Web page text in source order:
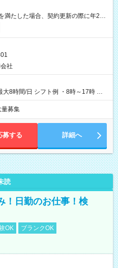
満たした場合、契約更新の際に年2回
締/翌
当、別途支給 ※深夜割増賃金 (22:00～
試用期間】試用期間
間 雇用形態、給与は本採用時と同じ
社
大8時間/日 シフト例 ・8時～17時 ・
量募集
募する 詳細へ
読
！日勤のお仕事！検
OK
ブランクOK